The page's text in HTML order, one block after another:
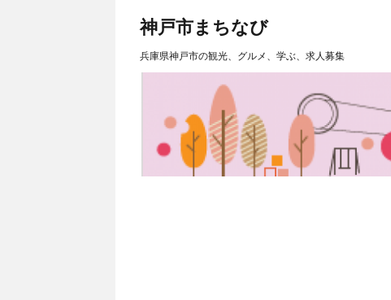
神戸市まちなび
兵庫県神戸市の観光、グルメ、学ぶ、求人募集